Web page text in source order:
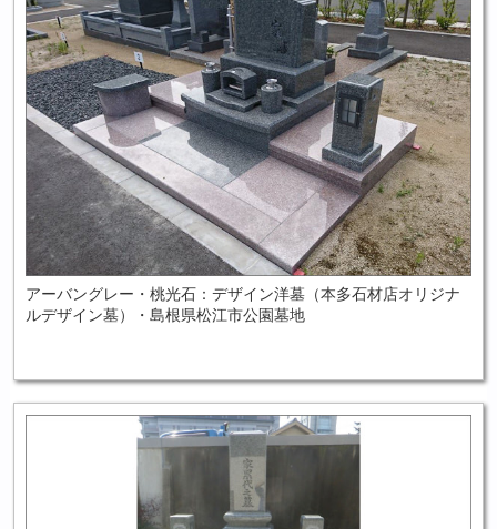
アーバングレー・桃光石：デザイン洋墓（本多石材店オリジナ
ルデザイン墓）・島根県松江市公園墓地